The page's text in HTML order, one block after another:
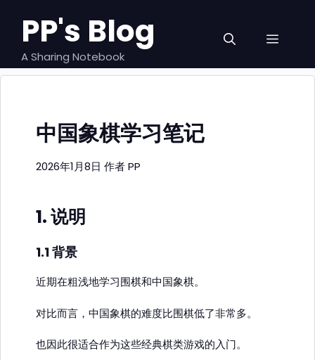
PP's Blog
A Sharing Notebook
菜
中国象棋学习笔记
2026年1月8日 作者PP
1. 说明
1.1 背景
近期在粗浅地学习围棋和中国象棋。
对比而言，中国象棋的难度比围棋低了非常多。
也因此很适合作为这些经典棋类游戏的入门。